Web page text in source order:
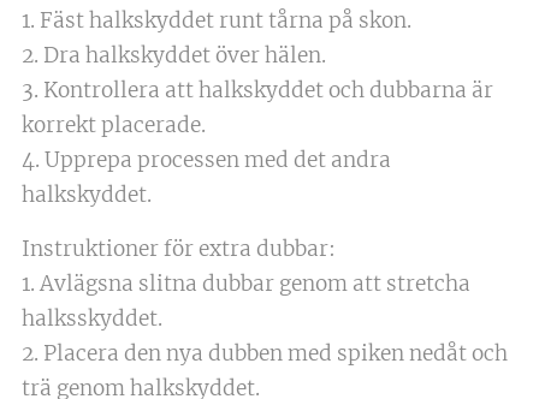
1. Fäst halkskyddet runt tårna på skon.
2. Dra halkskyddet över hälen.
3. Kontrollera att halkskyddet och dubbarna är
korrekt placerade.
4. Upprepa processen med det andra
halkskyddet.
Instruktioner för extra dubbar:
1. Avlägsna slitna dubbar genom att stretcha
halksskyddet.
2. Placera den nya dubben med spiken nedåt och
trä genom halkskyddet.